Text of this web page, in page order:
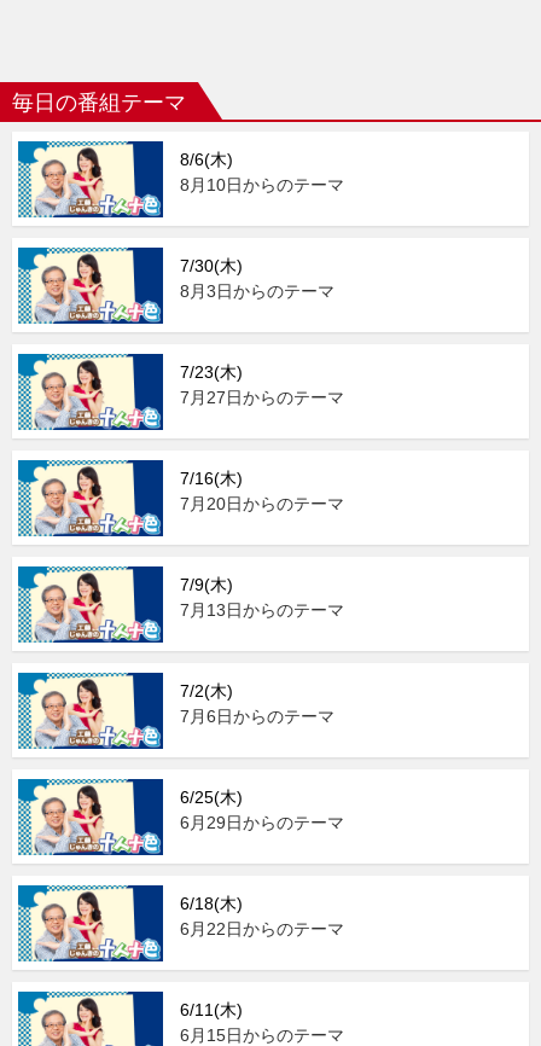
毎日の番組テーマ
8/6(木)
8月10日からのテーマ
7/30(木)
8月3日からのテーマ
7/23(木)
7月27日からのテーマ
7/16(木)
7月20日からのテーマ
7/9(木)
7月13日からのテーマ
7/2(木)
7月6日からのテーマ
6/25(木)
6月29日からのテーマ
6/18(木)
6月22日からのテーマ
6/11(木)
6月15日からのテーマ